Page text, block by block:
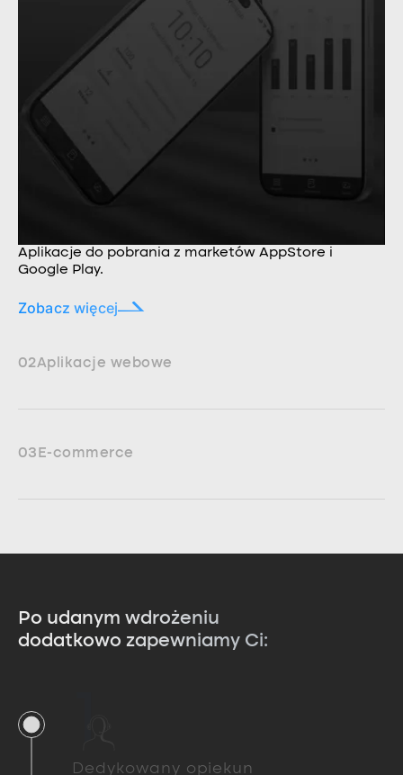
Aplikacje do pobrania z marketów AppStore i
Google Play.
Zobacz więcej
02Aplikacje webowe
03E-commerce
Po udanym wdrożeniu
dodatkowo zapewniamy Ci:
Dedykowany opiekun